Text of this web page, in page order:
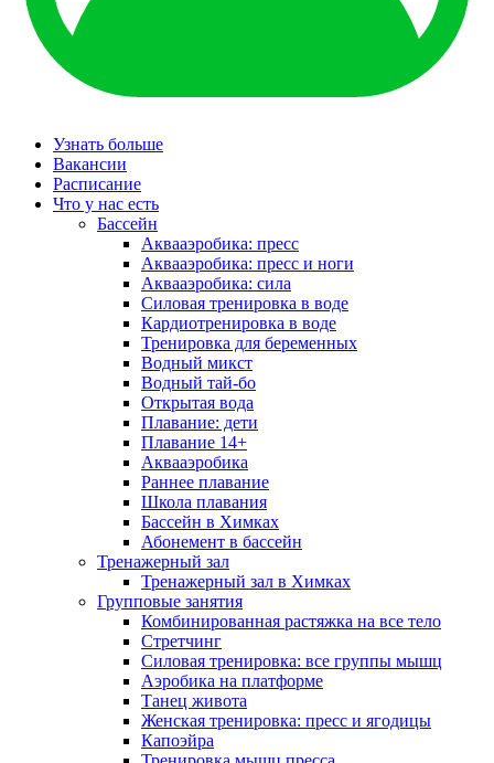
Узнать больше
Вакансии
Расписание
Что у нас есть
Бассейн
Аквааэробика: пресс
Аквааэробика: пресс и ноги
Аквааэробика: сила
Силовая тренировка в воде
Кардиотренировка в воде
Тренировка для беременных
Водный микст
Водный тай-бо
Открытая вода
Плавание: дети
Плавание 14+
Аквааэробика
Раннее плавание
Школа плавания
Бассейн в Химках
Абонемент в бассейн
Тренажерный зал
Тренажерный зал в Химках
Групповые занятия
Комбинированная растяжка на все тело
Стретчинг
Силовая тренировка: все группы мышц
Аэробика на платформе
Танец живота
Женская тренировка: пресс и ягодицы
Капоэйра